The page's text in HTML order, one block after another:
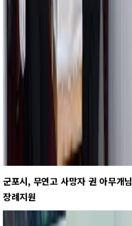
군포시, 무연고 사망자 권 아무개님
장례지원